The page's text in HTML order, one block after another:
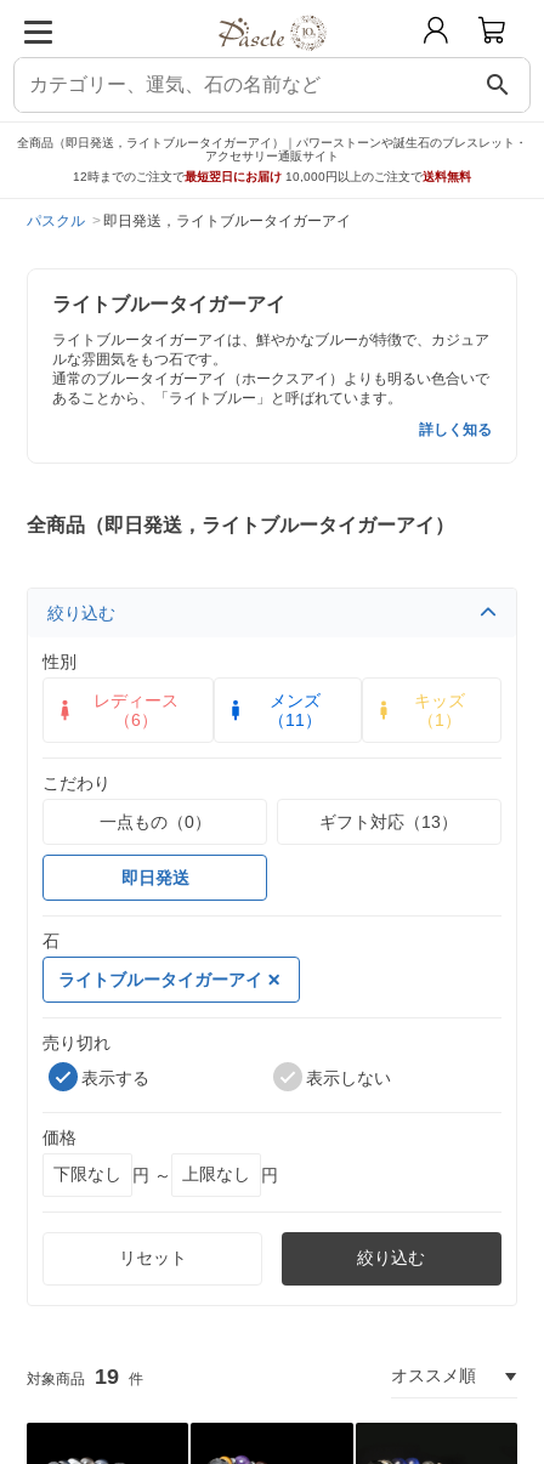
search
全商品（即日発送，ライトブルータイガーアイ）｜パワーストーンや誕生石のブレスレット・
アクセサリー通販サイト
12時までのご注文で最短翌日にお届け 10,000円以上のご注文で送料無料
パスクル 即日発送，ライトブルータイガーアイ
ライトブルータイガーアイ
ライトブルータイガーアイは、鮮やかなブルーが特徴で、カジュア
ルな雰囲気をもつ石です。
通常のブルータイガーアイ（ホークスアイ）よりも明るい色合いで
あることから、「ライトブルー」と呼ばれています。
詳しく知る
全商品（即日発送，ライトブルータイガーアイ）
絞り込む
性別
レディース
（6）
メンズ
（11）
キッズ
（1）
こだわり
一点もの（0）
ギフト対応（13）
即日発送
石
ライトブルータイガーアイ
売り切れ
表示する
表示しない
価格
円 ～
円
リセット 絞り込む
19